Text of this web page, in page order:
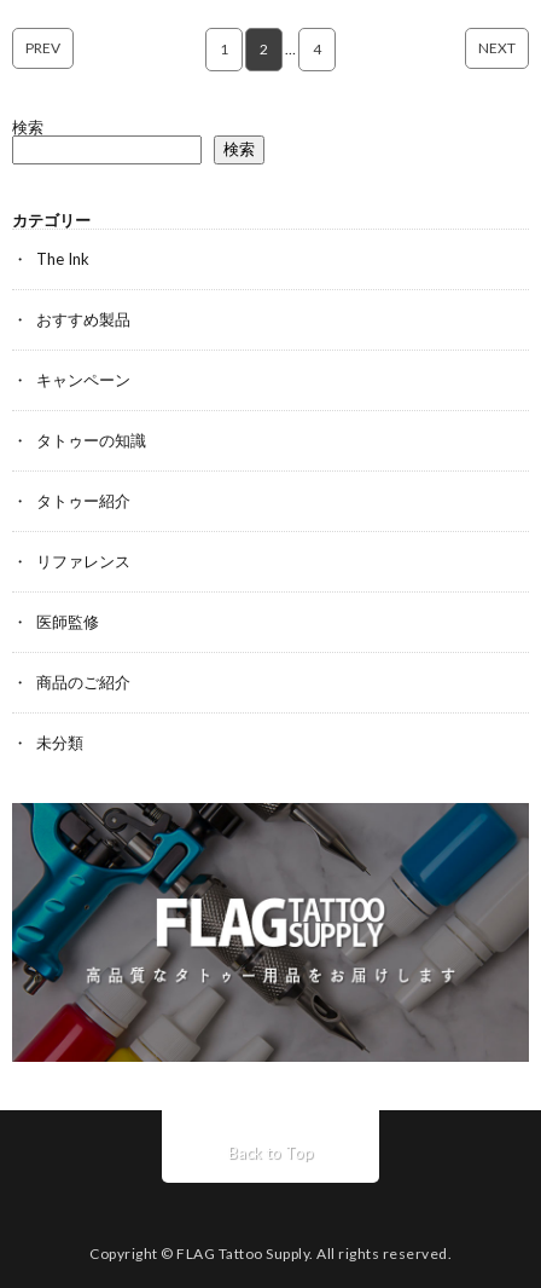
PREV 1 2 4 NEXT
検索
検索
カテゴリー
The Ink
おすすめ製品
キャンペーン
タトゥーの知識
タトゥー紹介
リファレンス
医師監修
商品のご紹介
未分類
Back to Top
Copyright © FLAG Tattoo Supply. All rights reserved.